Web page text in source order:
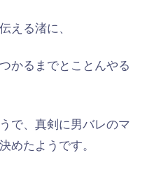
える渚に、
かるまでとことんやる
で、真剣に男バレのマ
めたようです。